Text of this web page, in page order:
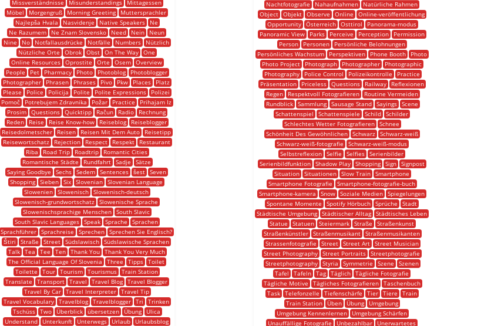
Missverständnisse
Misunderstandings
Mittagessen
Möbel
Morgengruß Morning Greeting
Muttersprachler
Najlepša Hvala
Nasvidenje Native Speakers
Ne
Ne Razumem
Ne Znam Slovensko Need Nein
Neun
Nine
No Notfallausdrücke Notfälle Numbers
Nützlich
Nützliche Orte
Obrok Obst On The Way
One
Online Resources
Oprostite Orte Osem
Overview
People
Pet Pharmacy Photo Photoblog
Photoblogger
Photographer
Phrasen Phrases Pivo Pkw Places
Platz
Please
Police Policija Polite Polite Expressions
Polizei
Pomoč
Potrebujem Zdravnika Požar Practice
Prihajam Iz
Prosim Questions Quicktipp Račun Radio
Rechnung
Reden
Reise Reise Know-how Reiseblog
Reiseblogger
Reisedolmetscher
Reisen Reisen Mit Dem Auto
Reisetipp
Reisewortschatz
Rejection Respect Respekt
Restaurant
Riba
Road Trip Roadtrip
Romantic Cities
Romantische Städte
Rundfahrt Sadje
Sätze
Saying Goodbye
Sechs Sedem Sentences šest
Seven
Shopping Sieben Six Slovenian Slovenian Language
Slowenien Slowenisch Slowenisch-deutsch
Slowenisch-grundwortschatz Slowenische Sprache
Slowenischsprachige Menschen South Slavic
South Slavic Languages Speak Sprache
Sprachen
Sprachführer Sprachreise Sprechen Sprechen Sie Englisch?
Štiri
Straße Street Südslawisch Südslawische Sprachen
Talk
Tea Tee Ten Thank You
Thank You Very Much
The Official Language Of Slovenia
Three Tipps Toilet
Toilette
Tour Tourism Tourismus
Train Station
Translate
Transport Travel Travel Blog Travel Blogger
Travel By Car
Travel Interpreter
Travel Tip
Travel Vocabulary Travelblog Travelblogger Tri
Trinken
Tschüss
Two Überblick übersetzen Übung
Ulica
Understand
Unterkunft Unterwegs Urlaub
Urlaubsblog
Nachtfotografie
Nahaufnahmen
Natürliche Rahmen
Object
Objekt Observe Online
Online-veröffentlichung
Opportunity Österreich Osttirol
Panorama-modus
Panoramic View
Parks Perceive Perception
Permission
Person
Personen
Persönliche Belohnungen
Persönliches Wachstum
Perspektiven Phone Booth
Photo
Photo Project
Photograph Photographer
Photographic
Photography
Police Control Polizeikontrolle
Practice
Präsentation
Priceless Questions Railway
Reflexionen
Regen
Respektvoll Fotografieren
Routine Vermeiden
Rundblick
Sammlung Sausage Stand Sayings
Scene
Schattenspiel
Schattenspiele Schild Schilder
Schlechtes Wetter Fotografieren Schnee
Schönheit Des Gewöhnlichen
Schwarz
Schwarz-weiß
Schwarz-weiß-fotografie
Schwarz-weiß-modus
Selbstreflexion Selfie Selfies Serienbilder
Serienbildfunktion
Shadow Play Shopping Sign
Signpost
Situation Situationen Slow Train Smartphone
Smartphone Fotografie
Smartphone-fotografie-buch
Smartphone-kamera
Snow Soziale Medien Spiegelungen
Spontane Momente
Spotify Hörbuch Sprüche
Stadt
Städtische Umgebung Städtischer Alltag Städtisches Leben
Statue
Statuen Steiermark Straße
Straßenkunst
Straßenkünstler Straßenmusikant Straßenmusikanten
Strassenfotografie
Street Street Art
Street Musician
Street Photography Street Portraits Streetphotografie
Streetphotography
Styria Symmetrie Szene
Szenen
Tafel
Tafeln Tag Täglich Tägliche Fotografie
Tägliche Motive
Tägliches Fotografieren
Taschenbuch
Task
Telefonzelle Tiefenschärfe Tier Tiere
Train
Train Station
Üben Übung
Umgebung
Umgebung Kennenlernen
Umgebung Schärfen
Unauffällige Fotografie
Unbezahlbar
Unerwartetes